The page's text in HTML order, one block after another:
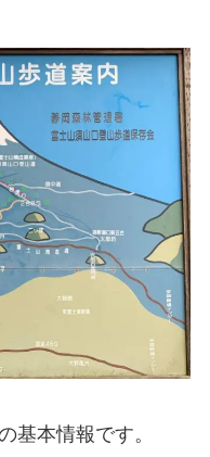
基本情報です。